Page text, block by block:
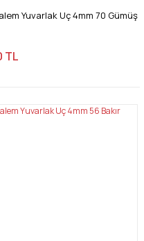
Yuvarlak Uç 4mm 70 Gümüş
TL